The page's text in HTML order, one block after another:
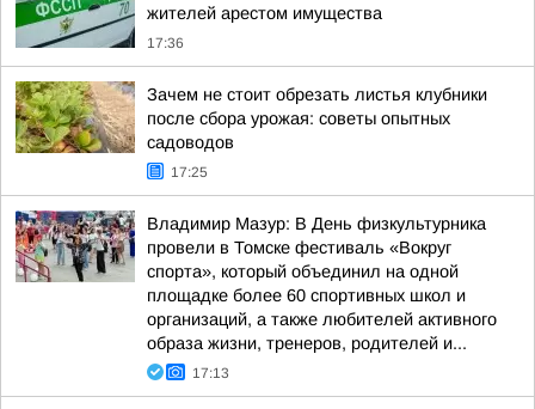
жителей арестом имущества
17:36
Зачем не стоит обрезать листья клубники
после сбора урожая: советы опытных
садоводов
17:25
Владимир Мазур: В День физкультурника
провели в Томске фестиваль «Вокруг
спорта», который объединил на одной
площадке более 60 спортивных школ и
организаций, а также любителей активного
образа жизни, тренеров, родителей и...
17:13